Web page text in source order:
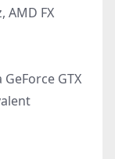
AMD FX
GTX